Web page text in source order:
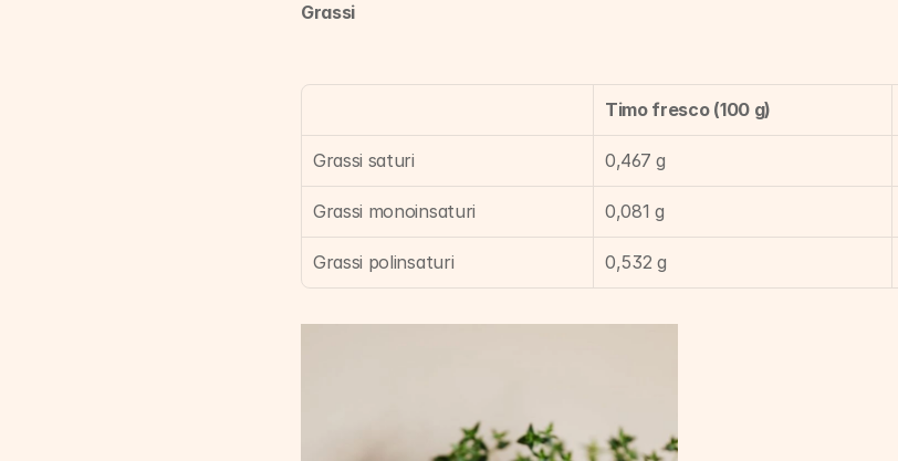
Grassi
Timo fresco (100 g)
Grassi saturi 0,467 g
Grassi monoinsaturi 0,081 g
Grassi polinsaturi 0,532 g